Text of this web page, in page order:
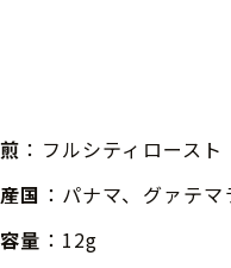
：フルシティロースト
国 ：パナマ、グァテ
量 ：12g